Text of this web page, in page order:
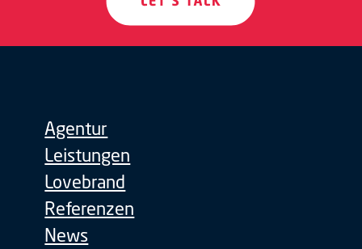
Agentur
Leistungen
Lovebrand
Referenzen
News